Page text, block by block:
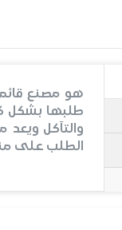
هو مصنع قائم
طلبها بشكل
والتآكل
الطلب على